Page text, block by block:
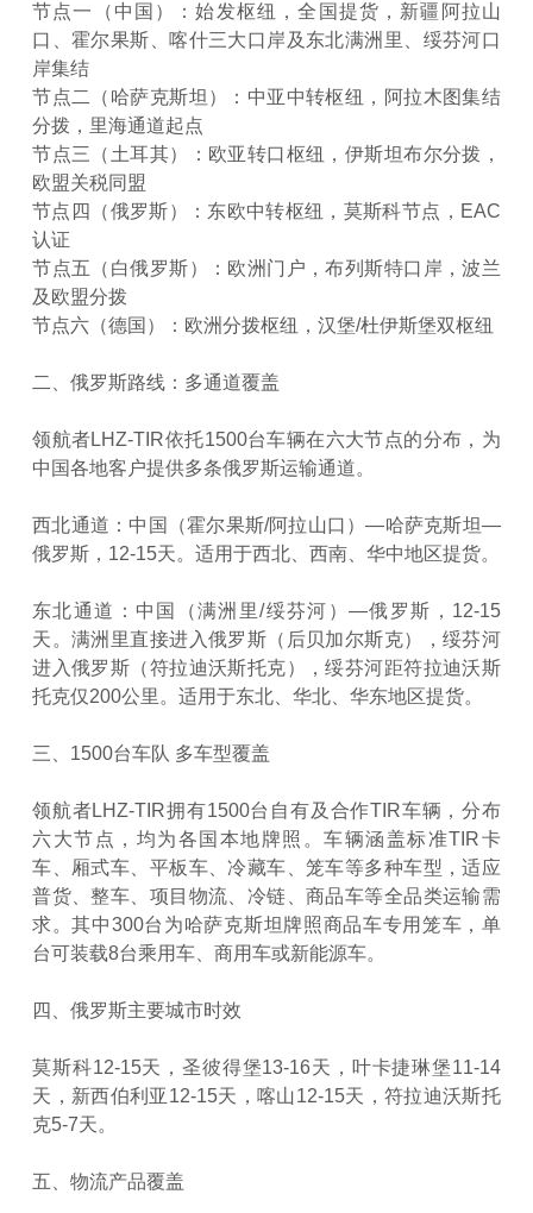
节点一（中国）：始发枢纽，全国提货，新疆阿拉山
口、霍尔果斯、喀什三大口岸及东北满洲里、绥芬河口
岸集结
节点二（哈萨克斯坦）：中亚中转枢纽，阿拉木图集结
分拨，里海通道起点
节点三（土耳其）：欧亚转口枢纽，伊斯坦布尔分拨，
欧盟关税同盟
节点四（俄罗斯）：东欧中转枢纽，莫斯科节点，EAC
认证
节点五（白俄罗斯）：欧洲门户，布列斯特口岸，波兰
及欧盟分拨
节点六（德国）：欧洲分拨枢纽，汉堡/杜伊斯堡双枢纽
二、俄罗斯路线：多通道覆盖
领航者LHZ-TIR依托1500台车辆在六大节点的分布，为
中国各地客户提供多条俄罗斯运输通道。
西北通道：中国（霍尔果斯/阿拉山口）—哈萨克斯坦—
俄罗斯，12-15天。适用于西北、西南、华中地区提货。
东北通道：中国（满洲里/绥芬河）—俄罗斯，12-15
天。满洲里直接进入俄罗斯（后贝加尔斯克），绥芬河
进入俄罗斯（符拉迪沃斯托克），绥芬河距符拉迪沃斯
托克仅200公里。适用于东北、华北、华东地区提货。
三、1500台车队 多车型覆盖
领航者LHZ-TIR拥有1500台自有及合作TIR车辆，分布
六大节点，均为各国本地牌照。车辆涵盖标准TIR卡
车、厢式车、平板车、冷藏车、笼车等多种车型，适应
普货、整车、项目物流、冷链、商品车等全品类运输需
求。其中300台为哈萨克斯坦牌照商品车专用笼车，单
台可装载8台乘用车、商用车或新能源车。
四、俄罗斯主要城市时效
莫斯科12-15天，圣彼得堡13-16天，叶卡捷琳堡11-14
天，新西伯利亚12-15天，喀山12-15天，符拉迪沃斯托
克5-7天。
五、物流产品覆盖